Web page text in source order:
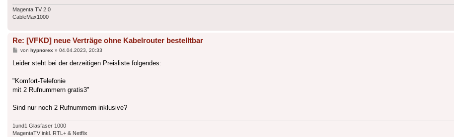
Magenta TV 2.0
CableMax1000
Re: [VFKD] neue Verträge ohne Kabelrouter bestelltbar
Beitrag
von hypnorex » 04.04.2023, 20:33
Leider steht bei der derzeitigen Preisliste folgendes:
"Komfort-Telefonie
mit 2 Rufnummern gratis3"
Sind nur noch 2 Rufnummern inklusive?
1und1 Glasfaser 1000
MagentaTV inkl. RTL+ & Netflix